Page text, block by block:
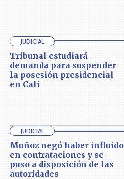
JUDICIAL
Tribunal estudiará
demanda para suspender
la posesión presidencial
en Cali
JUDICIAL
Muñoz negó haber influido
en contrataciones y se
puso a disposición de las
autoridades